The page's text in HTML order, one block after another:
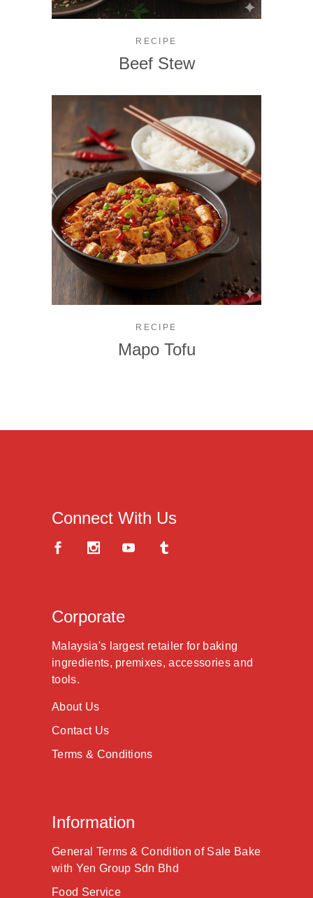
RECIPE
Beef Stew
RECIPE
Mapo Tofu
Connect With Us
Corporate
Malaysia's largest retailer for baking
ingredients, premixes, accessories and
tools.
About Us
Contact Us
Terms & Conditions
Information
General Terms & Condition of Sale Bake
with Yen Group Sdn Bhd
Food Service